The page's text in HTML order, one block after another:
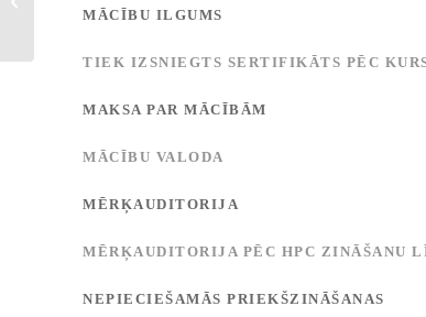
MĀCĪBU ILGUMS
TIEK IZSNIEGTS SERTIFIKĀTS PĒC
MAKSA PAR MĀCĪBĀM
MĀCĪBU VALODA
MĒRĶAUDITORIJA
MĒRĶAUDITORIJA PĒC HPC ZINĀŠANU
NEPIECIEŠAMĀS PRIEKŠZINĀŠANAS